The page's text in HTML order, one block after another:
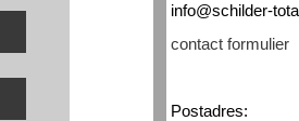
info@schilder-
contact formulier
Postadres: